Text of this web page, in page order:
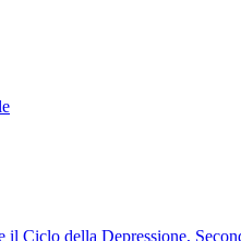
il Ciclo della Depressione,